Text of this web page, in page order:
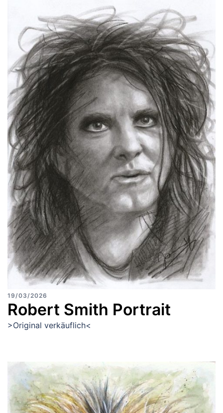
19/03/2026
Robert Smith Portrait
>Original verkäuflich<